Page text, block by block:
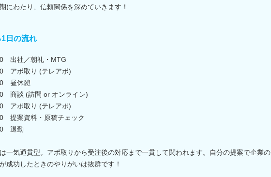
にわたり、信頼関係を深めていきます！
1日の流れ
出社／朝礼・MTG
アポ取り (テレアポ)
昼休憩
商談 (訪問 or オンライン)
アポ取り (テレアポ)
提案資料・原稿チェック
退勤
一気通貫型。アポ取りから受注後の対応まで一貫して関われます。自分の提案で企業の
成功したときのやりがいは抜群です！